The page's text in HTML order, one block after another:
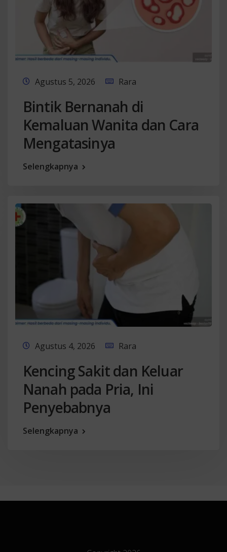
Agustus 5, 2026 Rara
Bintik Bernanah di
Kemaluan Wanita dan Cara
Mengatasinya
Selengkapnya
Agustus 4, 2026 Rara
Kencing Sakit dan Keluar
Nanah pada Pria, Ini
Penyebabnya
Selengkapnya